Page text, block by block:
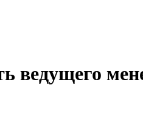
ведущего